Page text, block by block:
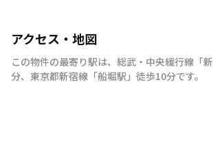
アクセス・地図
この物件の最寄り駅は、 総武・中央緩行線 「
分、 東京都新宿線 「船堀駅 」 徒歩10分です。